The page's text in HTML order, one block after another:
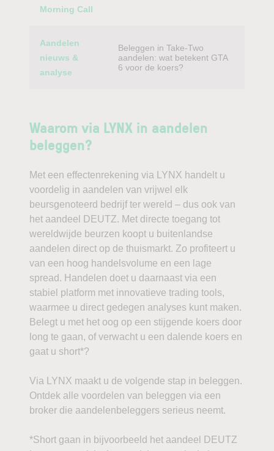
Morning Call
Aandelen
nieuws &
analyse
Beleggen in Take-Two
aandelen: wat betekent GTA
6 voor de koers?
Waarom via LYNX in aandelen
beleggen?
Met een effectenrekening via LYNX handelt u
voordelig in aandelen van vrijwel elk
beursgenoteerd bedrijf ter wereld – dus ook van
het aandeel DEUTZ. Met directe toegang tot
wereldwijde beurzen koopt u buitenlandse
aandelen direct op de thuismarkt. Zo profiteert u
van een hoog handelsvolume en een lage
spread. Handelen doet u daarnaast via een
stabiel platform met innovatieve trading tools,
waarmee u direct gedegen analyses kunt maken.
Belegt u met het oog op een stijgende koers door
long te gaan, of verwacht u een dalende koers en
gaat u short*?
Via LYNX maakt u de volgende stap in beleggen.
Ontdek alle voordelen van beleggen via een
broker die aandelenbeleggers serieus neemt.
*Short gaan in bijvoorbeeld het aandeel DEUTZ